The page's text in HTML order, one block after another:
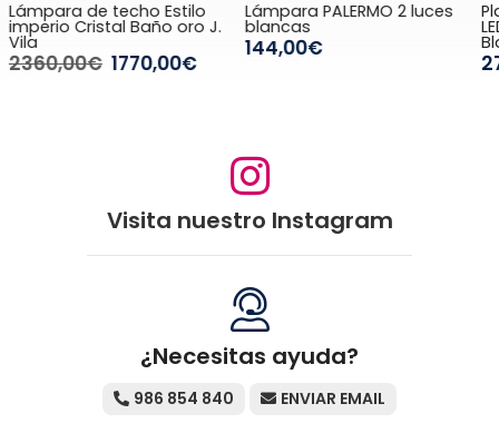
Lámpara PALERMO 2 luces
blancas
144,00€
Plafón ventilador de techo
LED 70W MOTOR DC TIBET
Blanco
279,00€
Visita nuestro Instagram
¿Necesitas ayuda?
986 854 840 ENVIAR EMAIL